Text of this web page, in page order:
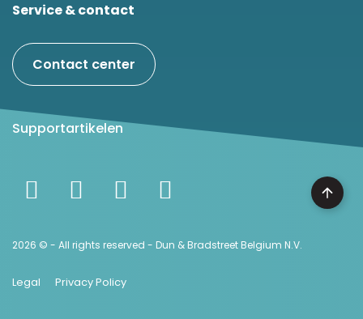
Service & contact
Contact center
Supportartikelen
2026 © - All rights reserved - Dun & Bradstreet Belgium N.V.
Legal Privacy Policy